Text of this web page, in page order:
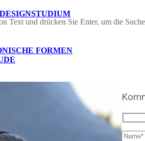
FORMEN
Text und drücken Sie Enter, um die